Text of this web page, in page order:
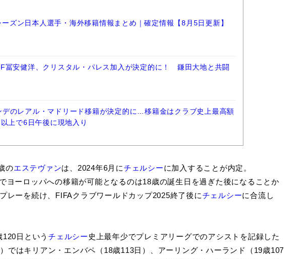
ズン日本人選手・海外移籍情報まとめ｜確定情報【8月5日更新】
冨安健洋、クリスタル・パレス加入が決定的に！ 鎌田大地と共闘
デのレアル・マドリード移籍が決定的に…移籍金はクラブ史上最高額
上で6日午後に現地入り
のエステヴァンは、2024年6月にチェルシーに加入することが内定。
ヨーロッパへの移籍が可能となるのは18歳の誕生日を過ぎた後になることか
レーを続け、FIFAクラブワールドカップ2025終了後にチェルシーに合流し
日という チェルシー 史上最年少でプレミアリーグでのアシストを記録した
ではキリアン・エンバペ（18歳113日）、アーリング・ハーランド（19歳107